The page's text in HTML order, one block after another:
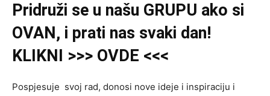
Pridruži se u našu GRUPU ako si
OVAN, i prati nas svaki dan!
KLIKNI >>> OVDE <<<
Pospjesuje svoj rad, donosi nove ideje i inspiraciju i